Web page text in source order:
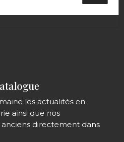
les actualités en
ainsi que nos
directement dans